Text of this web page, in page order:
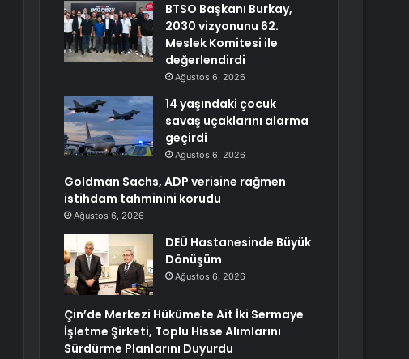
BTSO Başkanı Burkay,
2030 vizyonunu 62.
Meslek Komitesi ile
değerlendirdi
Ağustos 6, 2026
14 yaşındaki çocuk
savaş uçaklarını alarma
geçirdi
Ağustos 6, 2026
Goldman Sachs, ADP verisine rağmen
istihdam tahminini korudu
Ağustos 6, 2026
DEÜ Hastanesinde Büyük
Dönüşüm
Ağustos 6, 2026
Çin’de Merkezi Hükümete Ait İki Sermaye
İşletme Şirketi, Toplu Hisse Alımlarını
Sürdürme Planlarını Duyurdu